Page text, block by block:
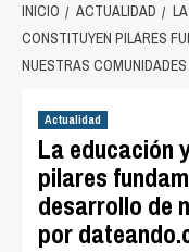
INICIO ACTUALIDAD
CONSTITUYEN PILARES
NUESTRAS
Actualidad
La educación
pilares
desarrollo de
por